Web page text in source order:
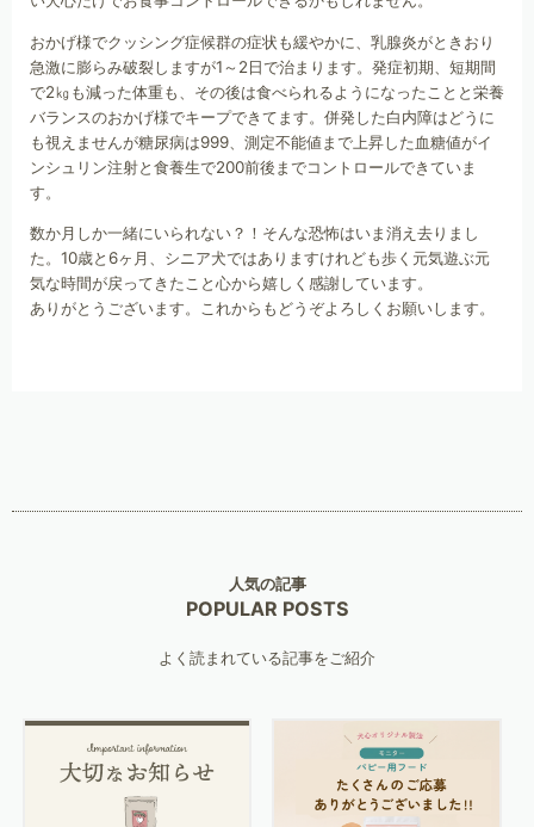
おかげ様でクッシング症候群の症状も緩やかに、乳腺炎がときおり
急激に膨らみ破裂しますが1～2日で治まります。発症初期、短期間
で2㎏も減った体重も、その後は食べられるようになったことと栄養
バランスのおかげ様でキープできてます。併発した白内障はどうに
も視えませんが糖尿病は999、測定不能値まで上昇した血糖値がイ
ンシュリン注射と食養生で200前後までコントロールできていま
す。
数か月しか一緒にいられない？！そんな恐怖はいま消え去りまし
た。10歳と6ヶ月、シニア犬ではありますけれども歩く元気遊ぶ元
気な時間が戻ってきたこと心から嬉しく感謝しています。
ありがとうございます。これからもどうぞよろしくお願いします。
人気の記事
POPULAR POSTS
よく読まれている記事をご紹介